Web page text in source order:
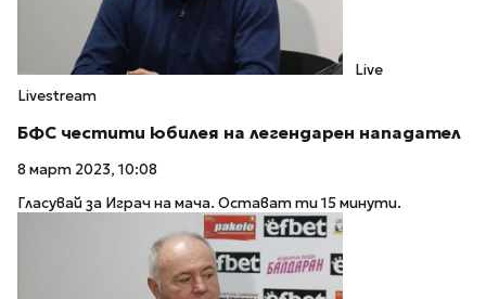
Live
Livestream
БФС честити юбилея на легендарен нападател
8 март 2023, 10:08
Гласувай за Играч на мача. Остават ти 15 минути.